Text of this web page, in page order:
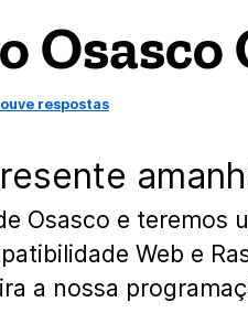
respostas
Osasco e teremos
Web e
a nossa